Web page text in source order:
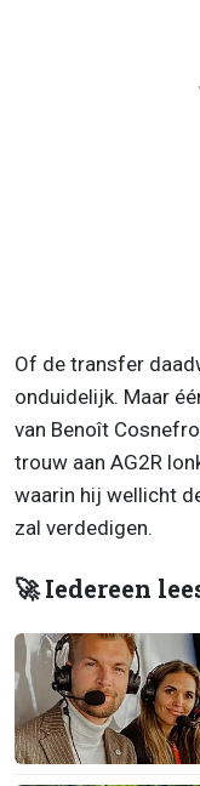
Of de transfer
onduidelijk. Maar
van Benoît
trouw aan AG2R
waarin hij wellicht
zal verdedigen.
🚀 Iedereen